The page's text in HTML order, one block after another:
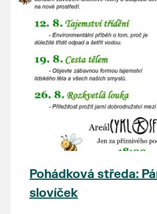
Pohádková středa:
slovíček